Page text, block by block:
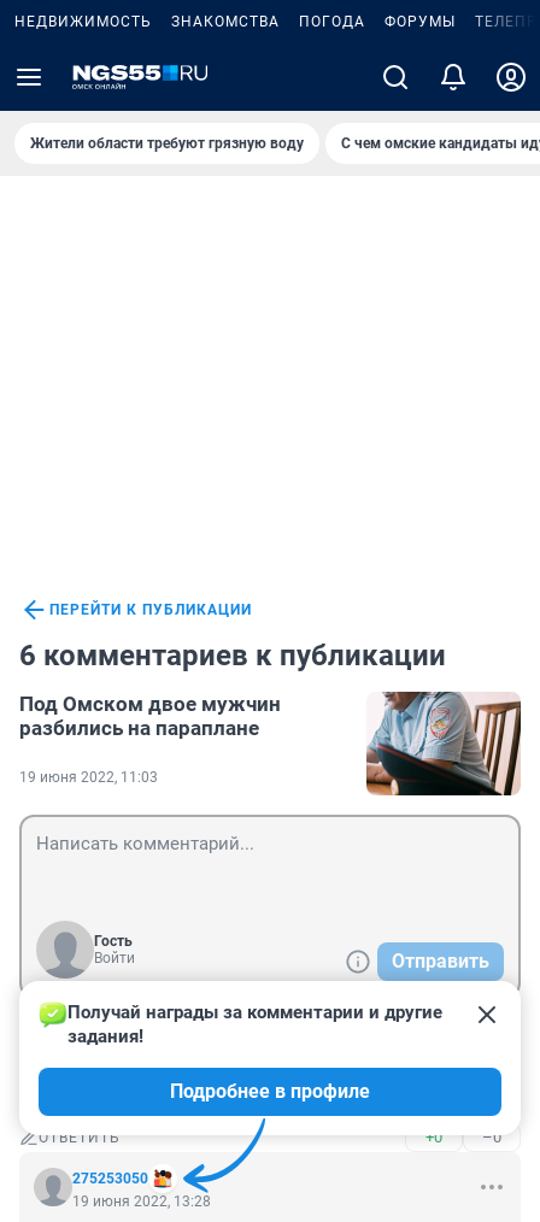
НЕДВИЖИМОСТЬ ЗНАКОМСТВА ПОГОДА ФОРУМЫ
Жители области требуют грязную воду С чем омские кандидаты
ПЕРЕЙТИ К ПУБЛИКАЦИИ
6 комментариев к публикации
Под Омском двое мужчин
разбились на параплане
19 июня 2022, 11:03
Гость
Войти
Отправить
Гость
ОТВЕТИТЬ +0 –0
275253050
Получай награды за комментарии и другие
задания!
Подробнее в профиле
19 июня 2022, 13:28